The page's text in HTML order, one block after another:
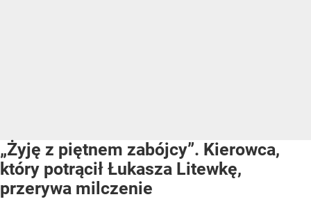
„Żyję z piętnem zabójcy”. Kierowca,
który potrącił Łukasza Litewkę,
przerywa milczenie